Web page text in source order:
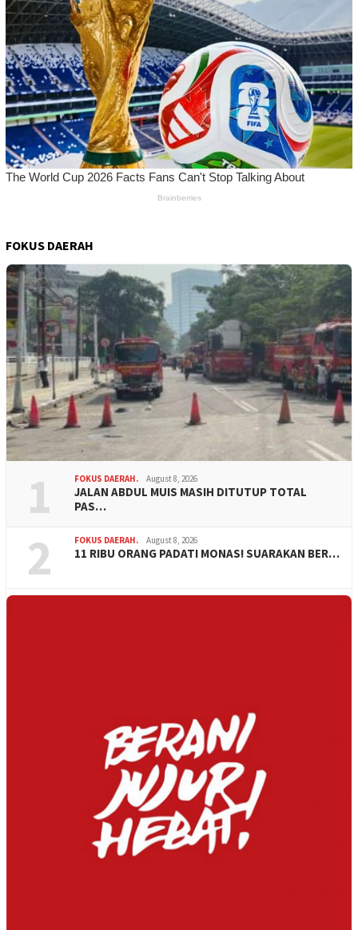
FOKUS DAERAH
1 FOKUS DAERAH. August 8, 2026
JALAN ABDUL MUIS MASIH DITUTUP TOTAL
PAS…
2 FOKUS DAERAH. August 8, 2026
11 RIBU ORANG PADATI MONAS! SUARAKAN BER…